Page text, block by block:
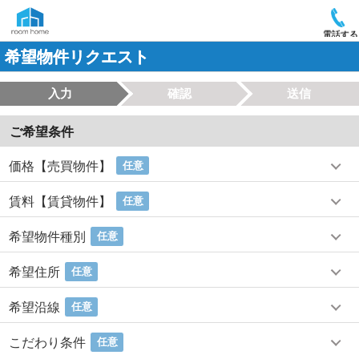
電話する
希望物件リクエスト
入力 確認 送信
ご希望条件
価格【売買物件】 任意
賃料【賃貸物件】 任意
希望物件種別 任意
希望住所 任意
希望沿線 任意
こだわり条件 任意